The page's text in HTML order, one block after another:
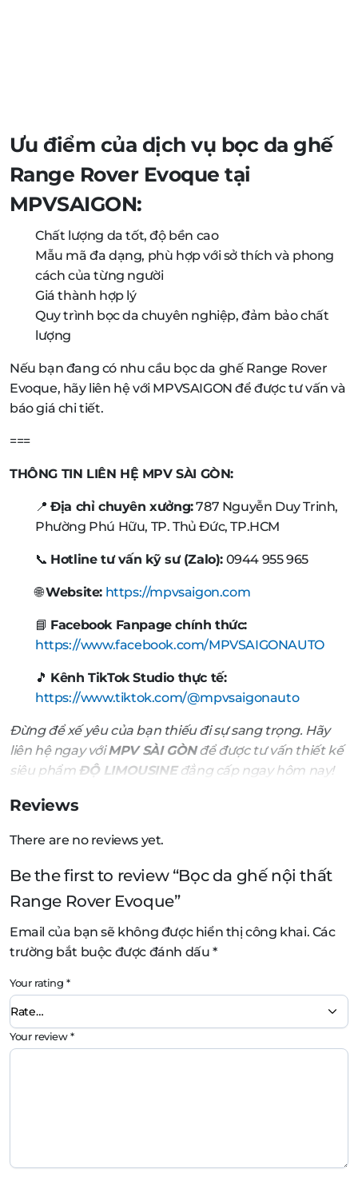
Ưu điểm của dịch vụ bọc da ghế
Range Rover Evoque tại
MPVSAIGON:
Chất lượng da tốt, độ bền cao
Mẫu mã đa dạng, phù hợp với sở thích và phong
cách của từng người
Giá thành hợp lý
Quy trình bọc da chuyên nghiệp, đảm bảo chất
lượng
Nếu bạn đang có nhu cầu bọc da ghế Range Rover
Evoque, hãy liên hệ với MPVSAIGON để được tư vấn và
báo giá chi tiết.
===
THÔNG TIN LIÊN HỆ MPV SÀI GÒN:
📍Địa chỉ chuyên xưởng:787 Nguyễn Duy Trinh,
Phường Phú Hữu, TP. Thủ Đức, TP.HCM
📞 Hotline tư vấn kỹ sư (Zalo): 0944 955 965
🌐Website: https://mpvsaigon.com
📘 Facebook Fanpage chính thức:
https://www.facebook.com/MPVSAIGONAUTO
🎵 Kênh TikTok Studio thực tế:
https://www.tiktok.com/@mpvsaigonauto
Đừng để xế yêu của bạn thiếu đi sự sang trọng. Hãy
liên hệ ngay vớiMPV SÀI GÒNđể được tư vấn thiết kế
siêu phẩm ĐỘ LIMOUSINEđẳng cấp ngay hôm nay!
Reviews
There are no reviews yet.
Be the first to review “Bọc da ghế nội thất
Range Rover Evoque”
Email của bạn sẽ không được hiển thị công khai. Các
trường bắt buộc được đánh dấu*
Your rating*
Your review*